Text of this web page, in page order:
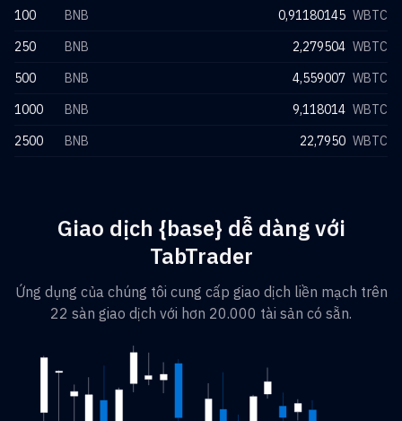
100
BNB 0,91180145 WBTC
250
BNB 2,279504 WBTC
500
BNB 4,559007 WBTC
1000
BNB 9,118014 WBTC
2500
BNB 22,7950 WBTC
Giao dịch {base} dễ dàng với
TabTrader
Ứng dụng của chúng tôi cung cấp giao dịch liền mạch trên
22 sàn giao dịch với hơn 20.000 tài sản có sẵn.